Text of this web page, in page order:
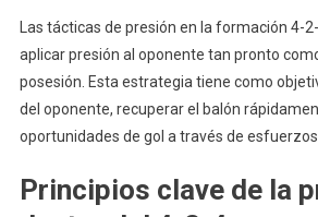
Las tácticas de presión en la formación 4-
aplicar presión al oponente tan pronto
posesión. Esta estrategia tiene como
del oponente, recuperar el balón
oportunidades de gol a través de
Principios clave de la